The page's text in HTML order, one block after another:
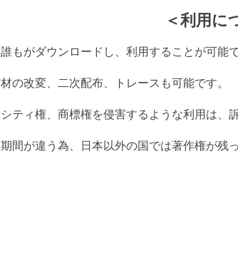
＜利用に
もがダウンロードし、利用することが可能で
の改変、二次配布、トレースも可能です。
ティ権、商標権を侵害するような利用は、
間が違う為、日本以外の国では著作権が残